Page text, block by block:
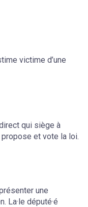
victime d’une
qui siège à
propose et vote la loi.
une
La·le député·é